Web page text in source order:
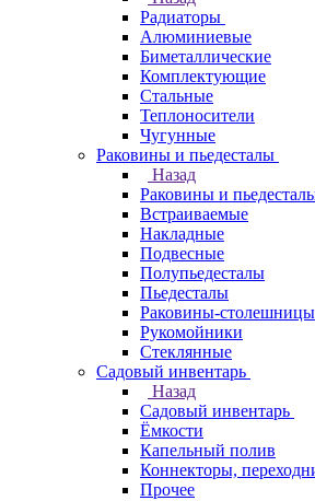
Радиаторы
Алюминиевые
Биметаллические
Комплектующие
Стальные
Теплоносители
Чугунные
Раковины и пьедесталы
Назад
Раковины и
Встраиваемые
Накладные
Подвесные
Полупьедесталы
Пьедесталы
Раковины-столешницы
Рукомойники
Стеклянные
Садовый инвентарь
Назад
Садовый инвентарь
Ёмкости
Капельный полив
Коннекторы,
Прочее